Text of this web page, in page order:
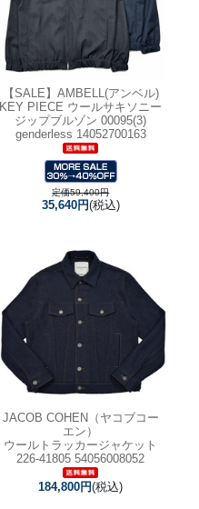
【SALE】 AMBELL(アンベル)
KEY PIECE ウールサキソニー
ジップブルゾン 00095(3)
genderless 14052700163
定価59,400円
35,640円(税込)
JACOB COHEN（ヤコブコー
エン）
ウールトラッカージャケット
226-41805 54056008052
184,800円(税込)